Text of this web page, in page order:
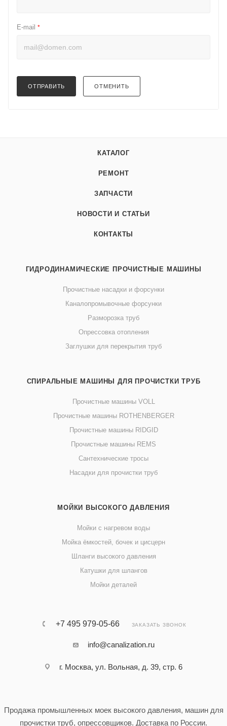
E-mail *
ОТПРАВИТЬ ОТМЕНИТЬ
КАТАЛОГ
РЕМОНТ
ЗАПЧАСТИ
НОВОСТИ И СТАТЬИ
КОНТАКТЫ
ГИДРОДИНАМИЧЕСКИЕ ПРОЧИСТНЫЕ МАШИНЫ
Прочистные насадки и форсунки
Каналопромывочные форсунки
Разморозка труб
Опрессовка отопления
Заглушки для перекрытия труб
СПИРАЛЬНЫЕ МАШИНЫ ДЛЯ ПРОЧИСТКИ ТРУБ
Прочистные машины VOLL
Прочистные машины ROTHENBERGER
Прочистные машины RIDGID
Прочистные машины REMS
Сантехнические тросы
Насадки для прочистки труб
МОЙКИ ВЫСОКОГО ДАВЛЕНИЯ
Мойки с нагревом воды
Мойка ёмкостей, бочек и цисцерн
Шланги высокого давления
Катушки для шлангов
Мойки деталей
+7 495 979-05-66 ЗАКАЗАТЬ ЗВОНОК
info@canalization.ru
г. Москва, ул. Вольная, д. 39, стр. 6
Продажа промышленных моек высокого давления, машин для
прочистки труб, опрессовщиков. Доставка по России.